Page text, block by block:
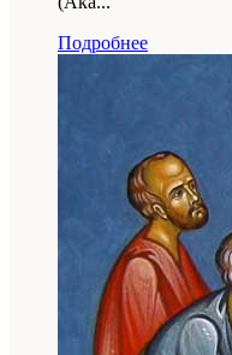
Подробнее